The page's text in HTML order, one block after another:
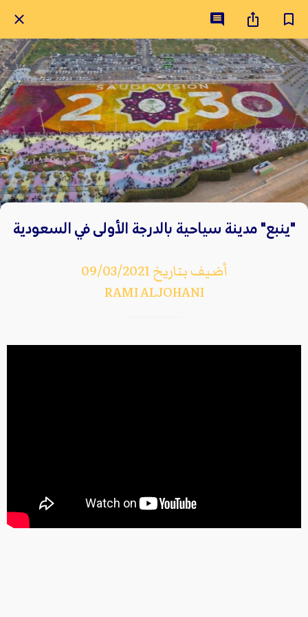
"ينبع" مدينة سياحية بالدرجة الأولى في السعودية
أضيف بتاريخ 09/03/2021
RAMI ALJOHANI